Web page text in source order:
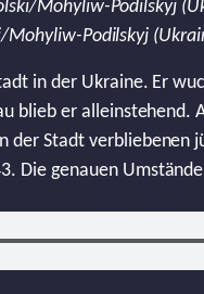
Mohyliw-Podilskyj
Podilskyj
in der Ukraine. Er
blieb er alleinstehend.
der Stadt verbliebenen
Die genauen